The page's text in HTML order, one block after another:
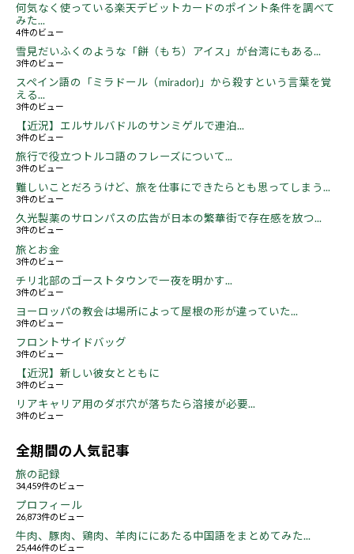
何気なく使っている楽天デビットカードのポイント条件を調べて
みた...
4件のビュー
雪見だいふくのような「餅（もち）アイス」が台湾にもある...
3件のビュー
スペイン語の「ミラドール（mirador)」から殺すという言葉を覚
える...
3件のビュー
【近況】エルサルバドルのサンミゲルで連泊...
3件のビュー
旅行で役立つトルコ語のフレーズについて...
3件のビュー
難しいことだろうけど、旅を仕事にできたらとも思ってしまう...
3件のビュー
久光製薬のサロンパスの広告が日本の繁華街で存在感を放つ...
3件のビュー
旅とお金
3件のビュー
チリ北部のゴーストタウンで一夜を明かす...
3件のビュー
ヨーロッパの教会は場所によって屋根の形が違っていた...
3件のビュー
フロントサイドバッグ
3件のビュー
【近況】新しい彼女とともに
3件のビュー
リアキャリア用のダボ穴が落ちたら溶接が必要...
3件のビュー
全期間の人気記事
旅の記録
34,459件のビュー
プロフィール
26,873件のビュー
牛肉、豚肉、鶏肉、羊肉ににあたる中国語をまとめてみた...
25,446件のビュー